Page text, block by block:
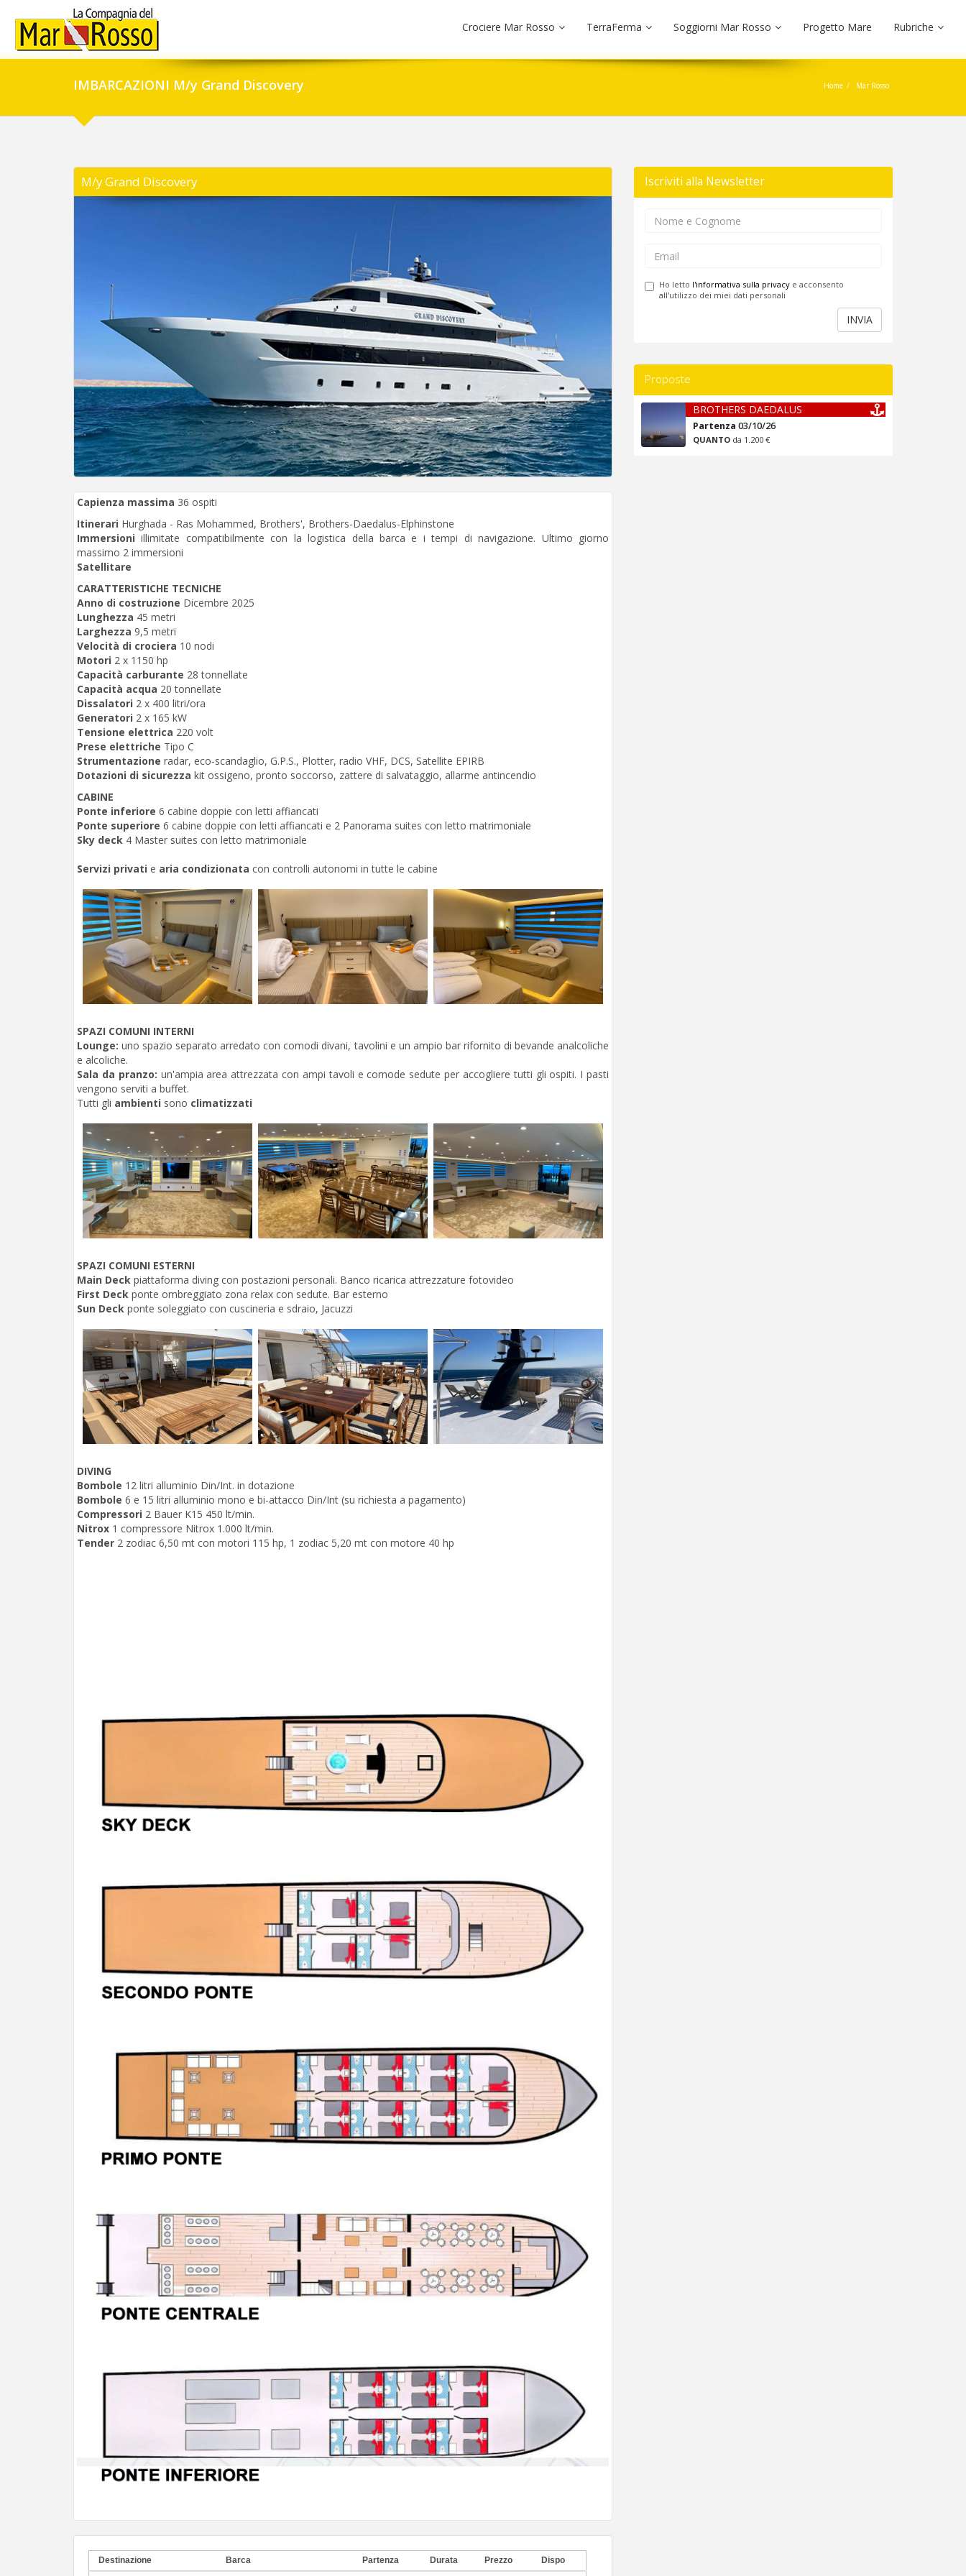
Crociere Mar Rosso TerraFerma Soggiorni Mar Rosso Progetto Mare Rubriche
IMBARCAZIONI M/y Grand Discovery Home Mar Rosso
M/y Grand Discovery
Capienza massima 36 ospiti
Itinerari Hurghada - Ras Mohammed, Brothers', Brothers-Daedalus-Elphinstone
Immersioniillimitate compatibilmente con la logistica della barca e i tempi di navigazione. Ultimo giorno
massimo 2 immersioni
Satellitare
CARATTERISTICHE TECNICHE
Anno di costruzione Dicembre 2025
Lunghezza 45 metri
Larghezza 9,5 metri
Velocità di crociera 10 nodi
Motori 2 x 1150 hp
Capacità carburante 28 tonnellate
Capacità acqua 20 tonnellate
Dissalatori 2 x 400 litri/ora
Generatori 2 x 165 kW
Tensione elettrica 220 volt
Prese elettriche Tipo C
Strumentazione radar, eco-scandaglio, G.P.S., Plotter, radio VHF, DCS, Satellite EPIRB
Dotazioni di sicurezza kit ossigeno, pronto soccorso, zattere di salvataggio, allarme antincendio
CABINE
Ponte inferiore 6 cabine doppie con letti affiancati
Ponte superiore 6 cabine doppie con letti affiancati e 2 Panorama suites con letto matrimoniale
Sky deck 4 Master suites con letto matrimoniale
Servizi privati e aria condizionata con controlli autonomi in tutte le cabine
SPAZI COMUNI INTERNI
Lounge: uno spazio separato arredato con comodi divani, tavolini e un ampio bar rifornito di bevande analcoliche
e alcoliche.
Sala da pranzo: un'ampia area attrezzata con ampi tavoli e comode sedute per accogliere tutti gli ospiti. I pasti
vengono serviti a buffet.
Tutti gli ambienti sono climatizzati
SPAZI COMUNI ESTERNI
Main Deck piattaforma diving con postazioni personali. Banco ricarica attrezzature fotovideo
First Deck ponte ombreggiato zona relax con sedute. Bar esterno
Sun Deck ponte soleggiato con cuscineria e sdraio, Jacuzzi
DIVING
Bombole 12 litri alluminio Din/Int. in dotazione
Bombole 6 e 15 litri alluminio mono e bi-attacco Din/Int (su richiesta a pagamento)
Compressori 2 Bauer K15 450 lt/min.
Nitrox 1 compressore Nitrox 1.000 lt/min.
Tender 2 zodiac 6,50 mt con motori 115 hp, 1 zodiac 5,20 mt con motore 40 hp
Destinazione Barca Partenza Durata Prezzo Dispo
Iscriviti alla Newsletter
Ho letto l'informativa sulla privacy e acconsento
all'utilizzo dei miei dati personali
INVIA
Proposte
BROTHERS DAEDALUS
Partenza 03/10/26
QUANTO da 1.200 €